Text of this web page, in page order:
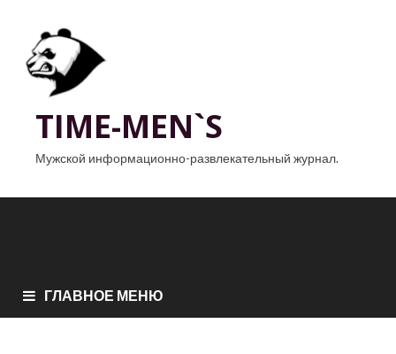
TIME-MEN`S
Мужской информационно-развлекательный журнал.
ГЛАВНОЕ МЕНЮ